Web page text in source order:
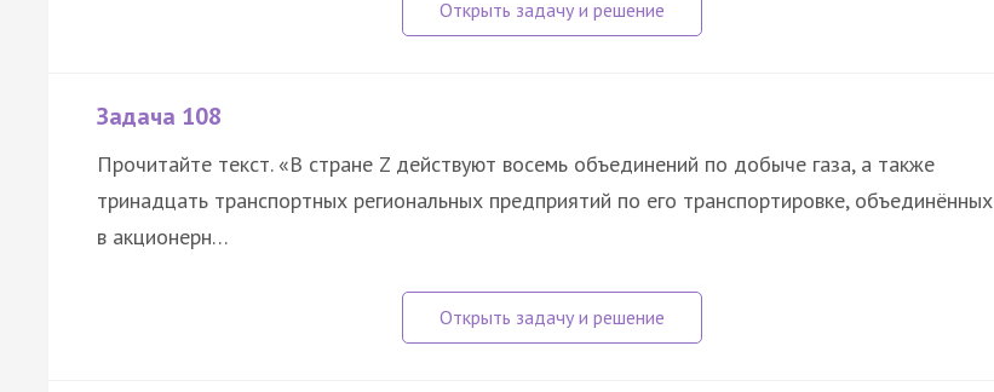
Задача 108
Прочитайте текст. «В стране Z действуют восемь объединений по добыче газа, а также
тринадцать транспортных региональных предприятий по его транспортировке, объединённых
в акционерн…